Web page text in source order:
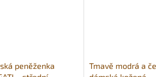
peněženka
Tmavě modrá a